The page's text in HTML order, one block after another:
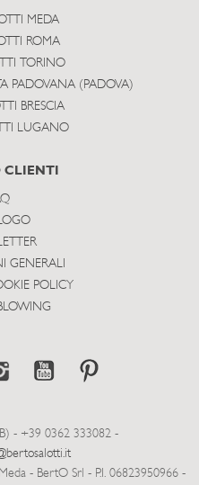
MEDA
ROMA
TORINO
PADOVANA (PADOVA)
BRESCIA
LUGANO
CLIENTI
GENERALI
POLICY
- +39 0362 333082 -
- BertO Srl - P.I. 06823950966 -